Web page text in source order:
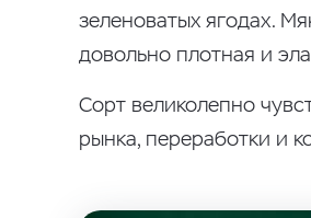
зеленоватых ягодах.
довольно плотная и
Сорт великолепно
рынка, переработки и